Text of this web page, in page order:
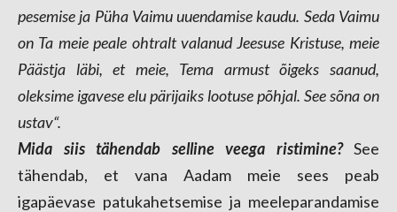
pesemise ja Püha Vaimu uuendamise kaudu. Seda Vaimu
on Ta meie peale ohtralt valanud Jeesuse Kristuse, meie
Päästja läbi, et meie, Tema armust õigeks saanud,
oleksime igavese elu pärijaiks lootuse põhjal. See sõna on
ustav“.
Mida siis tähendab selline veega ristimine? See
tähendab, et vana Aadam meie sees peab
igapäevase patukahetsemise ja meeleparandamise